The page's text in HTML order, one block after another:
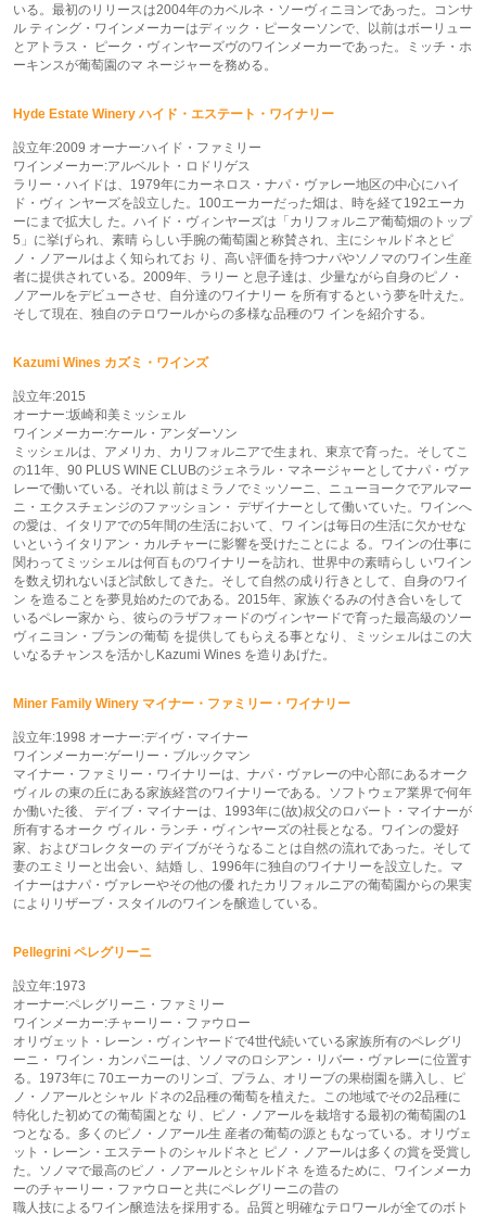
いる。最初のリリースは2004年のカベルネ・ソーヴィニヨンであった。コンサ
ル ティング・ワインメーカーはディック・ピーターソンで、以前はボーリュー
とアトラス・ ピーク・ヴィンヤーズヴのワインメーカーであった。ミッチ・ホ
ーキンスが葡萄園のマ ネージャーを務める。
Hyde Estate Winery ハイド・エステート・ワイナリー
設立年:2009 オーナー:ハイド・ファミリー
ワインメーカー:アルベルト・ロドリゲス
ラリー・ハイドは、1979年にカーネロス・ナパ・ヴァレー地区の中心にハイ
ド・ヴィ ンヤーズを設立した。100エーカーだった畑は、時を経て192エーカ
ーにまで拡大し た。ハイド・ヴィンヤーズは「カリフォルニア葡萄畑のトップ
5」に挙げられ、素晴 らしい手腕の葡萄園と称賛され、主にシャルドネとピ
ノ・ノアールはよく知られてお り、高い評価を持つナパやソノマのワイン生産
者に提供されている。2009年、ラリー と息子達は、少量ながら自身のピノ・
ノアールをデビューさせ、自分達のワイナリー を所有するという夢を叶えた。
そして現在、独自のテロワールからの多様な品種のワ インを紹介する。
Kazumi Wines カズミ・ワインズ
設立年:2015
オーナー:坂崎和美ミッシェル
ワインメーカー:ケール・アンダーソン
ミッシェルは、アメリカ、カリフォルニアで生まれ、東京で育った。そしてこ
の11年、90 PLUS WINE CLUBのジェネラル・マネージャーとしてナパ・ヴァ
レーで働いている。それ以 前はミラノでミッソーニ、ニューヨークでアルマー
ニ・エクスチェンジのファッション・ デザイナーとして働いていた。ワインへ
の愛は、イタリアでの5年間の生活において、ワ インは毎日の生活に欠かせな
いというイタリアン・カルチャーに影響を受けたことによ る。ワインの仕事に
関わってミッシェルは何百ものワイナリーを訪れ、世界中の素晴らし いワイン
を数え切れないほど試飲してきた。そして自然の成り行きとして、自身のワイ
ン を造ることを夢見始めたのである。2015年、家族ぐるみの付き合いをして
いるペレー家か ら、彼らのラザフォードのヴィンヤードで育った最高級のソー
ヴィニヨン・ブランの葡萄 を提供してもらえる事となり、ミッシェルはこの大
いなるチャンスを活かしKazumi Wines を造りあげた。
Miner Family Winery マイナー・ファミリー・ワイナリー
設立年:1998 オーナー:デイヴ・マイナー
ワインメーカー:ゲーリー・ブルックマン
マイナー・ファミリー・ワイナリーは、ナパ・ヴァレーの中心部にあるオーク
ヴィル の東の丘にある家族経営のワイナリーである。ソフトウェア業界で何年
か働いた後、 デイブ・マイナーは、1993年に(故)叔父のロバート・マイナーが
所有するオーク ヴィル・ランチ・ヴィンヤーズの社長となる。ワインの愛好
家、およびコレクターの デイブがそうなることは自然の流れであった。そして
妻のエミリーと出会い、結婚 し、1996年に独自のワイナリーを設立した。マ
イナーはナパ・ヴァレーやその他の優 れたカリフォルニアの葡萄園からの果実
によりリザーブ・スタイルのワインを醸造している。
Pellegrini ペレグリーニ
設立年:1973
オーナー:ペレグリーニ・ファミリー
ワインメーカー:チャーリー・ファウロー
オリヴェット・レーン・ヴィンヤードで4世代続いている家族所有のペレグリ
ーニ・ ワイン・カンパニーは、ソノマのロシアン・リバー・ヴァレーに位置す
る。1973年に 70エーカーのリンゴ、プラム、オリーブの果樹園を購入し、ピ
ノ・ノアールとシャル ドネの2品種の葡萄を植えた。この地域でその2品種に
特化した初めての葡萄園とな り、ピノ・ノアールを栽培する最初の葡萄園の1
つとなる。多くのピノ・ノアール生 産者の葡萄の源ともなっている。オリヴェ
ット・レーン・エステートのシャルドネと ピノ・ノアールは多くの賞を受賞し
た。ソノマで最高のピノ・ノアールとシャルドネ を造るために、ワインメーカ
ーのチャーリー・ファウローと共にペレグリーニの昔の
職人技によるワイン醸造法を採用する。品質と明確なテロワールが全てのボト